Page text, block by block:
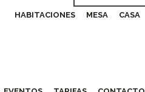
HABITACIONES MESA CASA